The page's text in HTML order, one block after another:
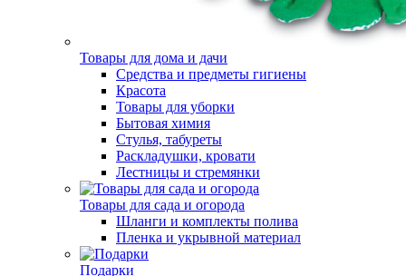
Товары для дома и дачи
Средства и предметы гигиены
Красота
Товары для уборки
Бытовая химия
Стулья, табуреты
Раскладушки, кровати
Лестницы и стремянки
Товары для сада и огорода
Шланги и комплекты полива
Пленка и укрывной материал
Подарки